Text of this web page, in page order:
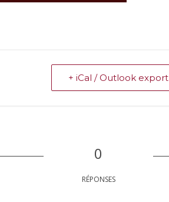
+ iCal / Outlook export
0
RÉPONSES